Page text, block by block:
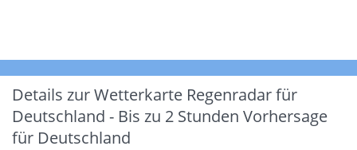
Details zur Wetterkarte Regenradar für
Deutschland - Bis zu 2 Stunden Vorhersage
für Deutschland